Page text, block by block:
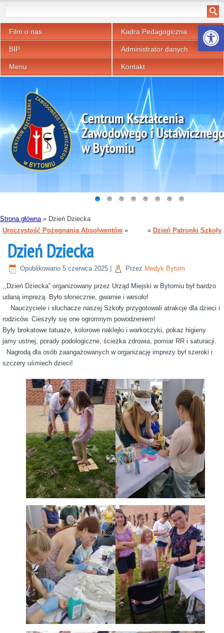
Otwórz
Film o nas Kadra Pedagogiczna
BIP Administrator danych
Menu Kontakt
Strona główna» Dzień Dziecka
Uroczystość Pożegnania Absolwentów » « Dzień Patronki Szkoły
Dzień Dziecka
Opublikowano 5 czerwca 2025 Przez Medyk Bytom
,,Dzień Dziecka” organizowany przez Urząd Miejski w Bytomiu był bardzo
udaną imprezą. Było słonecznie, gwarnie i wesoło!
Nauczyciele i słuchacze naszej Szkoły przygotowali atrakcje dla dzieci i
rodziców. Cieszyły się one ogromnym powodzeniem!
Były brokatowe tatuaże, kolorowe naklejki i warkoczyki, pokaz higieny
jamy ustnej, porady podologiczne, ścieżka zdrowia, pomiar RR i saturacji.
Nagrodą dla osób zaangażowanych w organizację imprezy był szeroki i
szczery uśmiech dzieci!